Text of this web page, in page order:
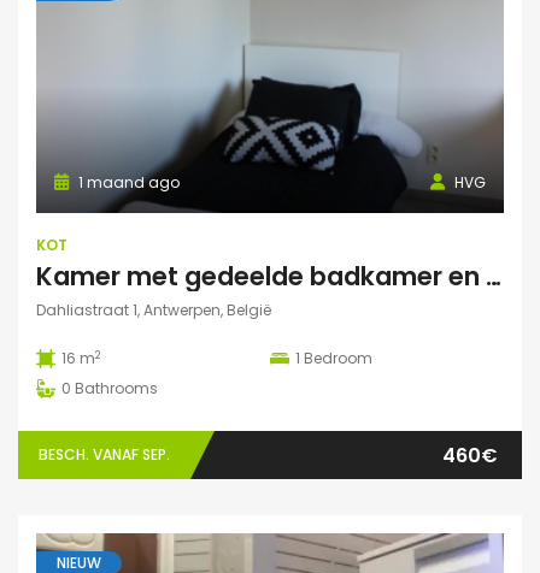
HVG
1 maand ago
KOT
Kamer met gedeelde badkamer en keuken
Dahliastraat 1, Antwerpen, België
16 m2 1 Bedroom
0 Bathrooms
BESCH. VANAF SEP. 460€
NIEUW